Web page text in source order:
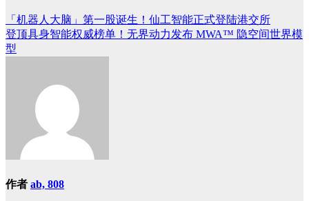
文
章
「机器人大脑」第一股诞生！仙工智能正式登陆港交所
登顶具身智能权威榜单！无界动力发布 MWA™ 隐空间世界模
型
作者 ab, 808